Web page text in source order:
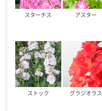
スターチス アスター
ストック グラジオラス